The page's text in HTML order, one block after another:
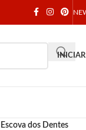
INICIAR
dos Dentes